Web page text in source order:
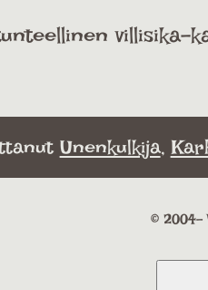
villisika-
Unenkulkija,
© 2004-